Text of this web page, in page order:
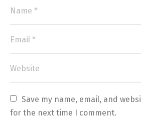
Save my name, email, and
for the next time I comment.